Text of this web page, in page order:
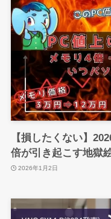
【損したくない】
倍が引き起こす地獄
2026年1月2日